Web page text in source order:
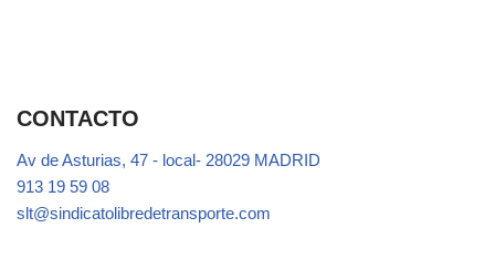
CONTACTO
Av de Asturias, 47 - local- 28029 MADRID
913 19 59 08
slt@sindicatolibredetransporte.com